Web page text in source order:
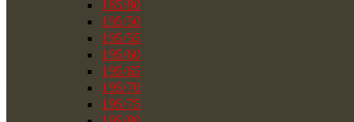
185/80
195/50
195/55
195/60
195/65
195/70
195/75